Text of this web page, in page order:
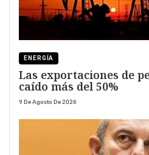
ENERGÍA
Las exportaciones de
caído más del 50%
9 De Agosto De 2026